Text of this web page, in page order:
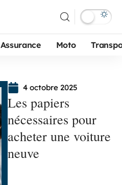
Assurance Moto
4 octobre 2025
Les papiers
nécessaires pour
acheter une voiture
neuve